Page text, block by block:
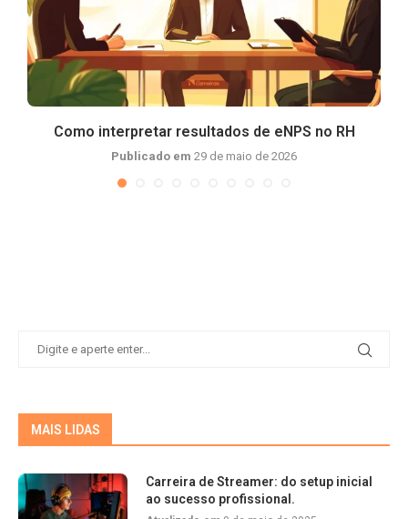
Como interpretar resultados de eNPS no RH
Publicado em 29 de maio de 2026
MAIS LIDAS
Carreira de Streamer: do setup inicial
ao sucesso profissional.